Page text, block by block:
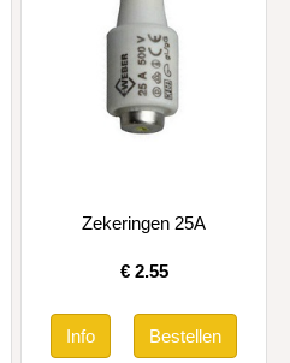
Zekeringen 25A
€ 2.55